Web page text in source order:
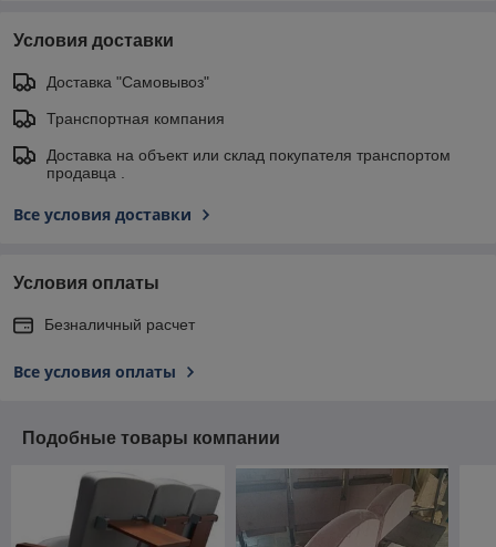
Условия доставки
Доставка "Самовывоз"
Транспортная компания
Доставка на объект или склад покупателя транспортом
продавца .
Все условия доставки
Условия оплаты
Безналичный расчет
Все условия оплаты
Подобные товары компании